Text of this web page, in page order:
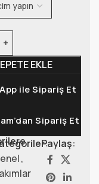
EKLE
ile Sipariş Et
Sipariş Et
,
Paylaş: